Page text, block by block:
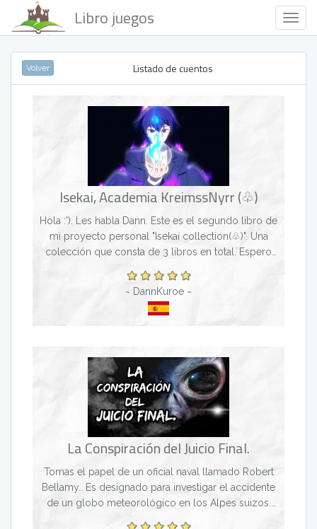
Libro juegos
Volver Listado de cuentos
Isekai, Academia KreimssNyrr (♧)
Hola :'). Les habla Dann. Este es el segundo libro de
mi proyecto personal "Isekai collection(♧)". Una
colección que consta de 3 libros en total. Espero
~ DannKuroe ~
La Conspiración del Juicio Final.
Tomas el papel de un oficial naval llamado Robert
Bellamy.. Es designado para investigar el accidente
de un globo meteorológico en los Alpes suizos.